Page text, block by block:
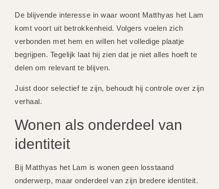
De blijvende interesse in waar woont Matthyas het Lam
komt voort uit betrokkenheid. Volgers voelen zich
verbonden met hem en willen het volledige plaatje
begrijpen. Tegelijk laat hij zien dat je niet alles hoeft te
delen om relevant te blijven.
Juist door selectief te zijn, behoudt hij controle over zijn
verhaal.
Wonen als onderdeel van
identiteit
Bij Matthyas het Lam is wonen geen losstaand
onderwerp, maar onderdeel van zijn bredere identiteit.